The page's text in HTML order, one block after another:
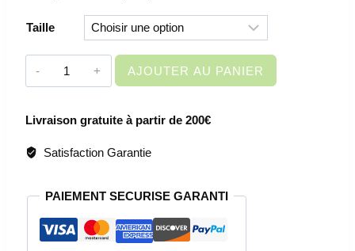
Taille
quantité
DE
-
DE
TRAVAIL
MULTIRISQUE
AJOUTER AU PANIER
Livraison gratuite à partir de 200€
Satisfaction Garantie
PAIEMENT SECURISE GARANTI